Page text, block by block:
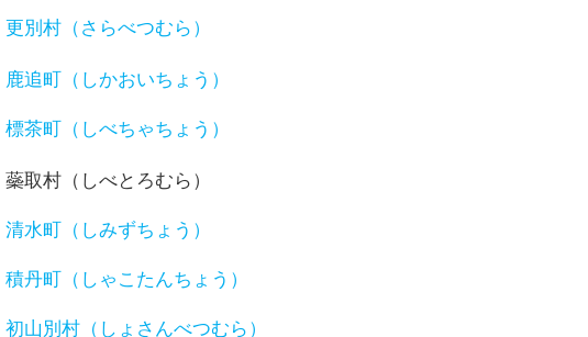
更別村（さらべつむら）
鹿追町（しかおいちょう）
標茶町（しべちゃちょう）
蘂取村（しべとろむら）
清水町（しみずちょう）
積丹町（しゃこたんちょう）
初山別村（しょさんべつむら）